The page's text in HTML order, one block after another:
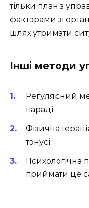
тільки план з
факторами
шлях утримати
Інші методи
Регулярний
параді.
Фізична
тонусі.
Психологічна
приймати це